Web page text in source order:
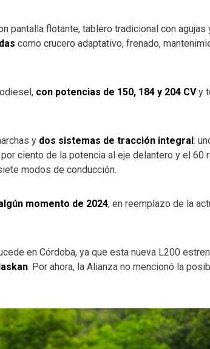
pantalla flotante, tablero tradicional con agujas
como crucero adaptativo, frenado,
con potencias de 150, 184 y 204 CVy
y dos sistemas de tracción integral :
ciento de la potencia al eje delantero y el 60
modos de conducción.
momento de 2024, en reemplazo de la
en Córdoba, ya que esta nueva L200
. Por ahora, la Alianza no mencionó la